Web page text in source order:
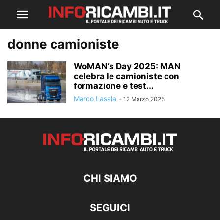
donne camioniste
WoMAN’s Day 2025: MAN
celebra le camioniste con
formazione e test...
Marco Lasala - 12 Marzo 2025
CHI SIAMO
SEGUICI